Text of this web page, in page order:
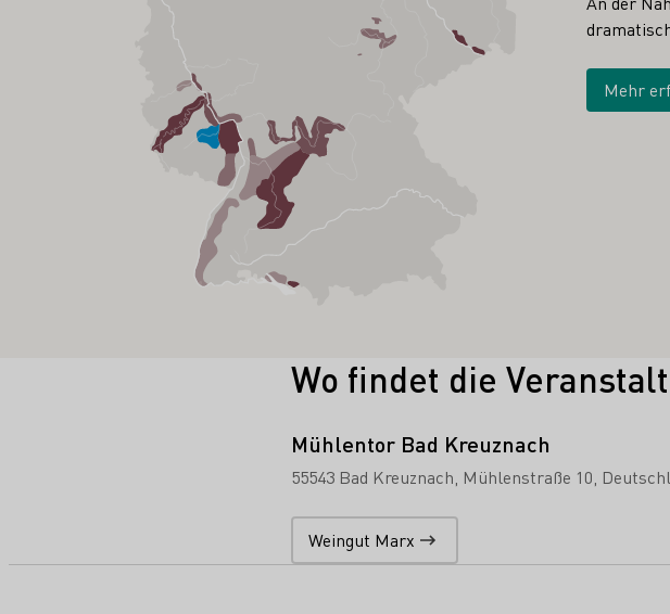
Mehr
Wo findet die
Mühlentor Bad Kreuznach
55543 Bad Kreuznach Mühlenstraße 10
Weingut Marx